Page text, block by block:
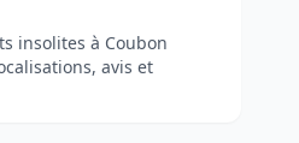
insolites à Coubon
avis et